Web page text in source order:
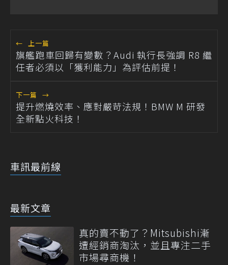
← 上一篇
旗艦跑車回歸有變數？Audi 執行長強調 R8 繼
任者必須以「獲利能力」為評估前提！
下一篇 →
提升燃燒效率、應對嚴苛法規！BMW M 研發
全新點火科技！
車訊最前線
最新文章
真的賣不動了？Mitsubishi漸
遭經銷商淘汰，並且專注二手
市場尋商機！